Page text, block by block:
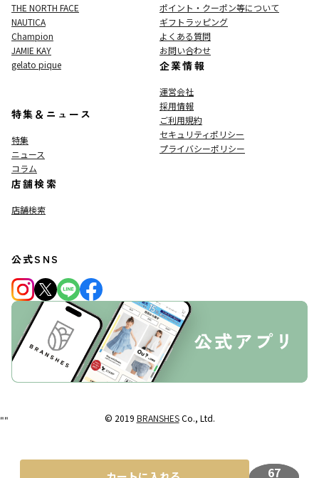
67
THE NORTH FACE
NAUTICA
Champion
JAMIE KAY
gelato pique
特集＆ニュース
特集
ニュース
コラム
店舗検索
店舗検索
ポイント・クーポン等について
ギフトラッピング
よくある質問
お問い合わせ
企業情報
運営会社
採用情報
ご利用規約
セキュリティポリシー
プライバシーポリシー
公式SNS
© 2019 BRANSHESCo., Ltd.
""